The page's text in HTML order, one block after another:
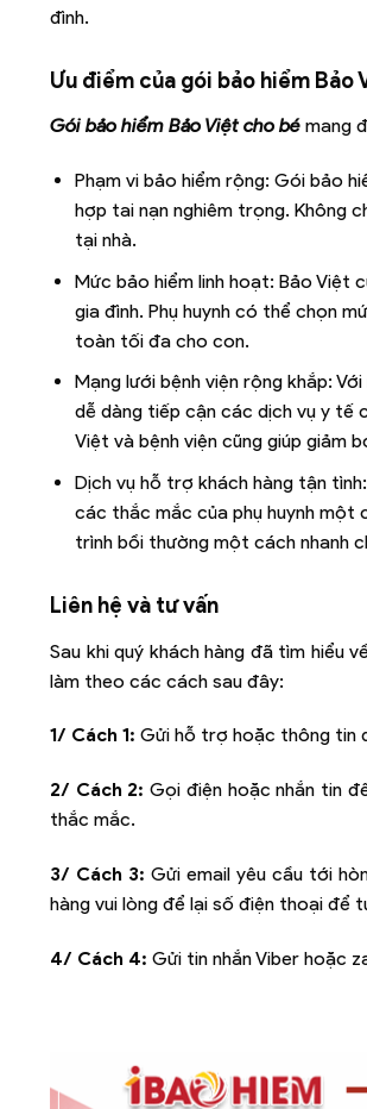
đình.
Ưu điểm của gói bảo hiểm
Gói bảo hiểm Bảo Việt cho bé mang
Phạm vi bảo hiểm rộng: Gói bảo
hợp tai nạn nghiêm trọng. Không
tại nhà.
Mức bảo hiểm linh hoạt: Bảo Việt
gia đình. Phụ huynh có thể chọn
toàn tối đa cho con.
Mạng lưới bệnh viện rộng khắp:
dễ dàng tiếp cận các dịch vụ y tế
Việt và bệnh viện cũng giúp giảm
Dịch vụ hỗ trợ khách hàng tận
các thắc mắc của phụ huynh một
trình bồi thường một cách nhanh
Liên hệ và tư vấn
Sau khi quý khách hàng đã tìm hiểu
làm theo các cách sau đây:
1/ Cách 1: Gửi hỗ trợ hoặc thông tin
2/ Cách 2: Gọi điện hoặc nhắn tin
thắc mắc.
3/ Cách 3: Gửi email yêu cầu tới
hàng vui lòng để lại số điện thoại để
4/ Cách 4: Gửi tin nhắn Viber hoặc